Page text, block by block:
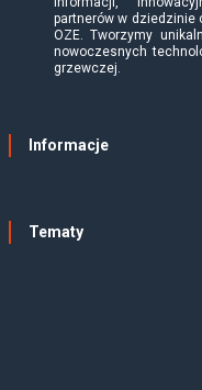
partnerów w dziedzinie
OZE. Tworzymy
nowoczesnych
grzewczej.
Informacje
Tematy